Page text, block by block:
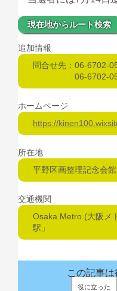
現在地からルート検索
追加情報
問合せ先：06-6702-
06-6702-
ホームページ
https://
所在地
平野区画整理記念会
交通機関
Osaka Metro (大阪メ
駅」
この記事
役に立った